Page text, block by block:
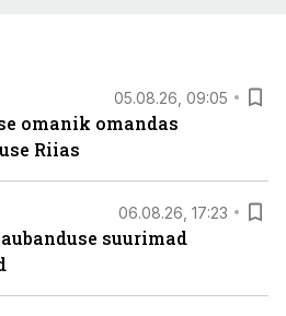
05.08.26, 09:05
omanik omandas
Riias
06.08.26, 17:23
suurimad